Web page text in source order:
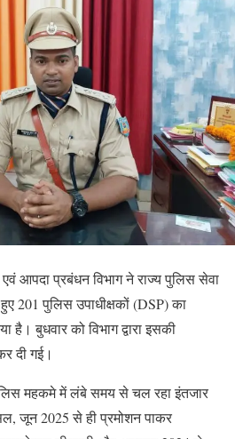
आपदा प्रबंधन विभाग ने राज्य पुलिस सेवा
201 पुलिस उपाधीक्षकों (DSP) का
बुधवार को विभाग द्वारा इसकी
दी गई।
महकमे में लंबे समय से चल रहा इंतजार
जून 2025 से ही प्रमोशन पाकर